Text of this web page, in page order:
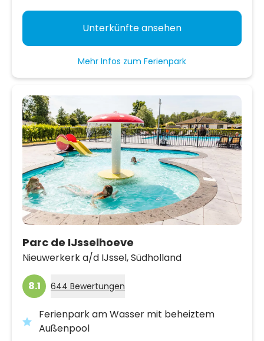
Unterkünfte ansehen
Mehr Infos zum Ferienpark
Parc de IJsselhoeve
Nieuwerkerk a/d IJssel,Südholland
8.1 644 Bewertungen
Ferienpark am Wasser mit beheiztem
Außenpool